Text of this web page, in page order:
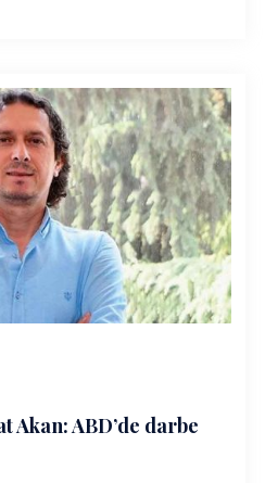
Akan: ABD’de darbe